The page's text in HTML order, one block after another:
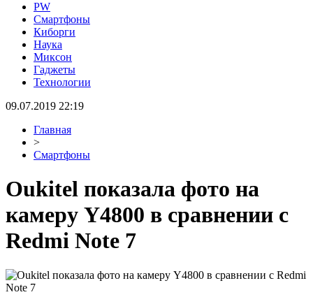
PW
Смартфоны
Киборги
Наука
Миксон
Гаджеты
Технологии
09.07.2019 22:19
Главная
>
Смартфоны
Oukitel показала фото на
камеру Y4800 в сравнении с
Redmi Note 7